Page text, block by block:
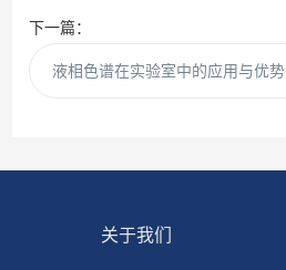
下一篇：
液相色谱在实验室中的应用与优势
关于我们